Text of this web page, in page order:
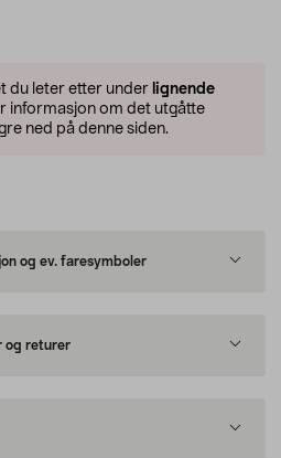
du leter etter under lignende
informasjon om det utgåtte
ned på denne siden.
og ev. faresymboler
og returer